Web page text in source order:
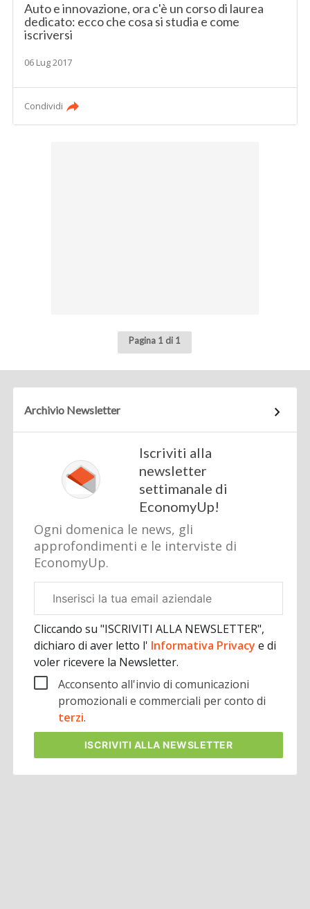
Auto e innovazione, ora c'è un corso di laurea
dedicato: ecco che cosa si studia e come
iscriversi
06 Lug 2017
Condividi
Pagina 1 di 1
Archivio Newsletter
Iscriviti alla
newsletter
settimanale di
EconomyUp!
Ogni domenica le news, gli
approfondimenti e le interviste di
EconomyUp.
aziendale
Cliccando su "ISCRIVITI ALLA NEWSLETTER",
dichiaro di aver letto l' Informativa Privacye di
voler ricevere la Newsletter.
Acconsento all'invio di comunicazioni
promozionali e commerciali per conto di
terzi.
ISCRIVITI ALLA NEWSLETTER